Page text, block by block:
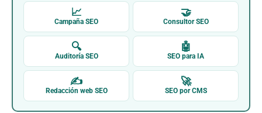
📈
Campaña SEO
🤝
Consultor SEO
🔍
Auditoría SEO
🤖
SEO para IA
✍
Redacción web SEO
🚀
SEO por CMS